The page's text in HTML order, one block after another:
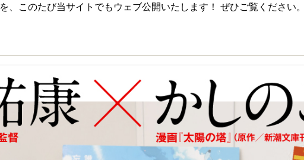
を、このたび当サイトでもウェブ公開いたします！ ぜひご覧ください。